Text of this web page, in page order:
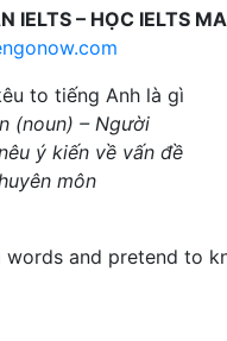
IELTS – HỌC IELTS
(noun) – Người
ý kiến về vấn đề
môn
and pretend to